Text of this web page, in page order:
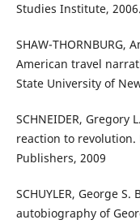
Studies Institute, 2006.
SHAW-
American travel
State University of
SCHNEIDER, Gregory
reaction to revolution.
Publishers, 2009
SCHUYLER, George
autobiography of